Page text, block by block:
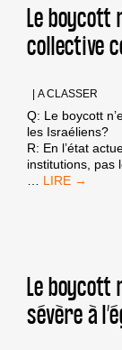
À
Le boycott
collective
|A CLASSER
Q: Le boycott
les Israéliens?
R: En l’état
institutions, pas
… LE
PUNITION
COLLECTIVE
CONTRE
TOUS
Le boycott
sévère à